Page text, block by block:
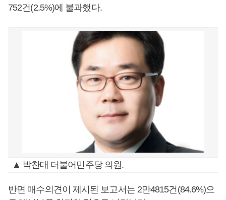
752건(2.5%)에 불과했다.
▲ 박찬대 더불어민주당 의원.
반면 매수의견이 제시된 보고서는 2만4815건(84.6%)으